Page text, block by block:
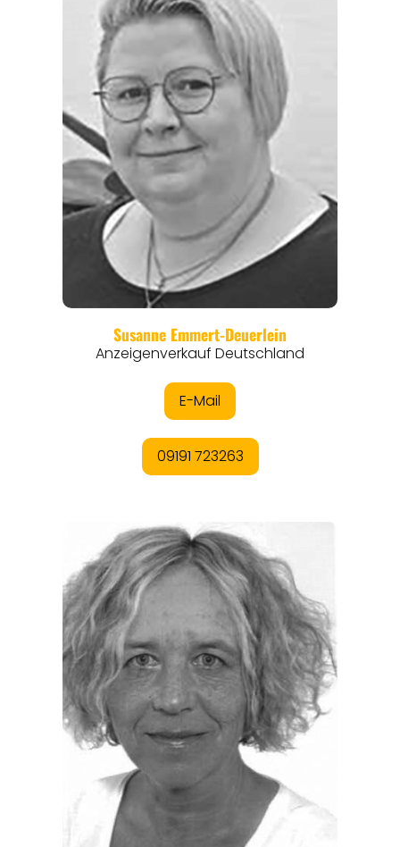
REGIONEN
ORTE
EVENTS
REISEFÜHRER
REISEMAGAZINE
THEMEN
ANGEBOTE